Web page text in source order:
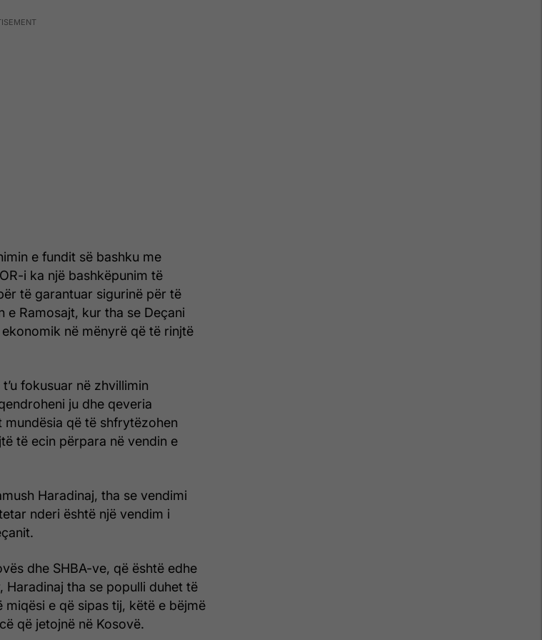
e fundit së bashku me
i ka një bashkëpunim të
të garantuar sigurinë për të
Ramosajt, kur tha se Deçani
në mënyrë që të rinjtë
fokusuar në zhvillimin
ju dhe qeveria
që të shfrytëzohen
të ecin përpara në vendin e
Haradinaj, tha se vendimi
nderi është një vendim i
dhe SHBA-ve, që është edhe
tha se populli duhet të
e që sipas tij, këtë e bëjmë
që jetojnë në Kosovë.